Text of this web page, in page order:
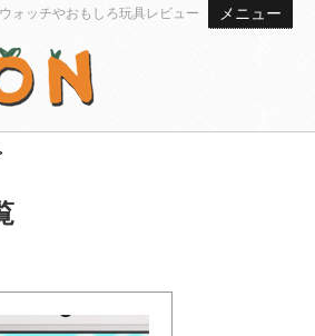
メニュー
ォッチやおもしろ玩具レビュー